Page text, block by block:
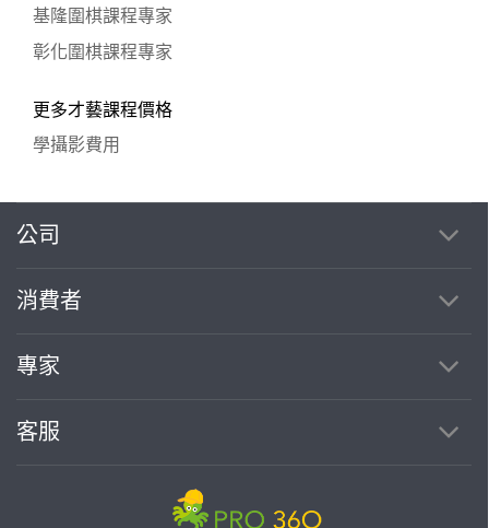
基隆圍棋課程專家
彰化圍棋課程專家
更多才藝課程價格
學攝影費用
公司
消費者
專家
客服